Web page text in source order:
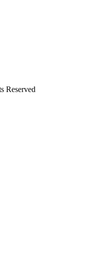
Reserved